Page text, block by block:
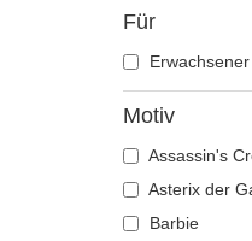
Für
Erwachsener
Motiv
Assassin's
Asterix der
Barbie